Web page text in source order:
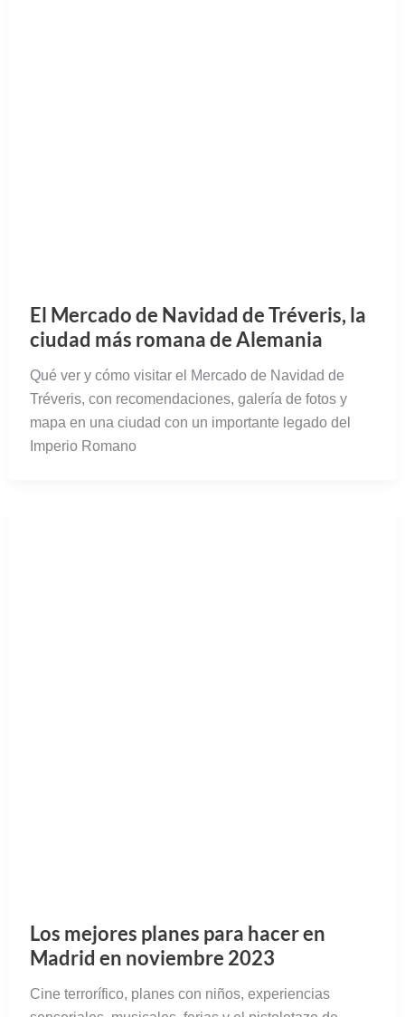
El Mercado de Navidad de Tréveris, la
ciudad más romana de Alemania
Qué ver y cómo visitar el Mercado de Navidad de
Tréveris, con recomendaciones, galería de fotos y
mapa en una ciudad con un importante legado del
Imperio Romano
Los mejores planes para hacer en
Madrid en noviembre 2023
Cine terrorífico, planes con niños, experiencias